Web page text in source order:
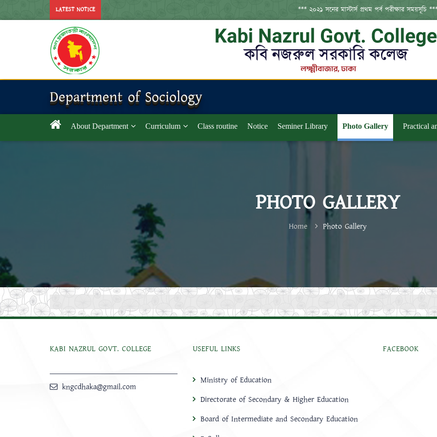
LATEST NOTICE *** ২০২১ সনের মাস্টার্স প্রথম পর্ব পরীক্ষার সময়সূচি ***
Department of Sociology
About Department Curriculum Class routine Notice Seminer Library Photo Gallery Practical
PHOTO GALLERY
Home Photo Gallery
KABI NAZRUL GOVT. COLLEGE
kngcdhaka@gmail.com
USEFUL LINKS
Ministry of Education
Directorate of Secondary & Higher Education
Board of Intermediate and Secondary Education
FACEBOOK